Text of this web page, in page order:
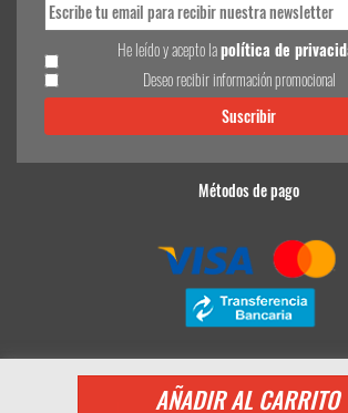
AÑADIR AL CARRITO
He leído y acepto lapolítica de
Deseo recibir información promocional
Métodos de pago
Desarrollo eCommerce Somos Sinapsis
customerservice@dentalgooddeal.es Aviso Legal